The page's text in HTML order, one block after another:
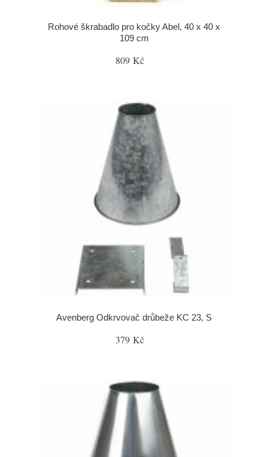
Rohové škrabadlo pro kočky Abel, 40 x 40 x
109 cm
809 Kč
Avenberg Odkrvovač drůbeže KC 23, S
379 Kč